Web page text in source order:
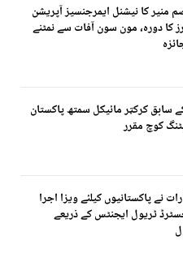
منیر کا نیشنل ایمرجنسیز آپریشن
کا دورہ، مون سون آفات سے نمٹنے
سابق کرکټر مائیکل سمتھ پاکستان
کوچ مقرر
نے پاکستانیوں کیلئے ویزا اجرا
ٹریول ایجنٹس کے ذریعے